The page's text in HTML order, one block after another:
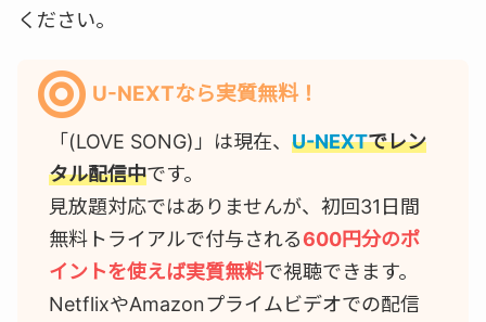
ください。
U-NEXTなら実質無料！
「(LOVE SONG)」は現在、 U-NEXTでレン
タル配信中です。
見放題対応ではありませんが、初回31日間
無料トライアルで付与される600円分のポ
イントを使えば実質無料で視聴できます。
NetflixやAmazonプライムビデオでの配信